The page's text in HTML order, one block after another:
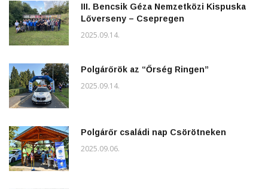
III. Bencsik Géza Nemzetközi Kispuska
Lőverseny – Csepregen
2025.09.14.
Polgárőrök az “Őrség Ringen”
2025.09.14.
Polgárőr családi nap Csörötneken
2025.09.06.